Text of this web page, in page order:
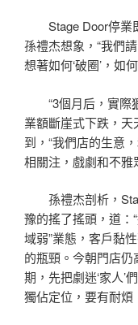
Stage Door停業
孫禮杰想象，“我們
想著如何‘破圈’，如
“3個月后，實際
業額斷崖式下跌，
到，“我們店的生意
相關注，戲劇和不雅
孫禮杰剖析，
豫的搖了搖頭，道：
域弱”業態，客戶黏
的瓶頸。今朝門店
期，先把劇迷‘家人’
獨佔定位，要有耐煩